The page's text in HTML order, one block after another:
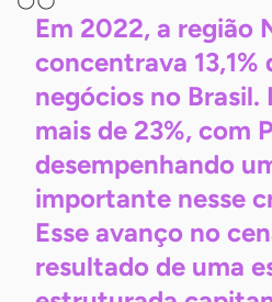
Em 2022, a região
concentrava 13,1%
negócios no Brasil.
mais de 23%, com
desempenhando
importante nesse
Esse avanço no
resultado de uma